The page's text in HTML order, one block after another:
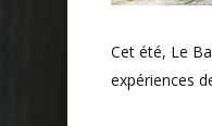
Cet été, Le
expériences